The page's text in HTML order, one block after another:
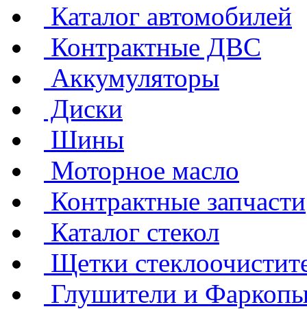
Каталог автомобилей
Контрактные ДВС
Аккумуляторы
Диски
Шины
Моторное масло
Контрактные запчасти
Каталог стекол
Щетки
Глушители и